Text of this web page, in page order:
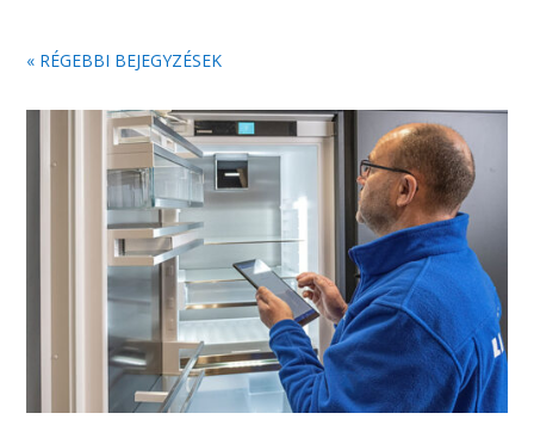
« RÉGEBBI BEJEGYZÉSEK